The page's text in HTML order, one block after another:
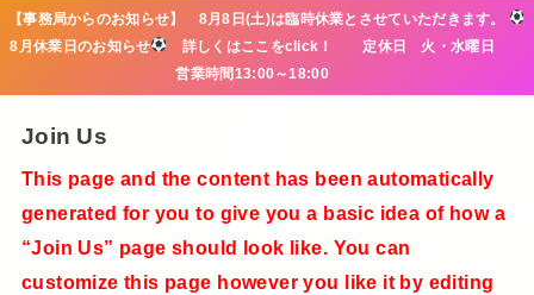
【事務局からのお知らせ】 8月8日(土)は臨時休業とさせていただきます。
8月休業日のお知らせ
詳しくはここをclick！ 定休日 火・水曜日
営業時間13:00～18:00
Join Us
This page and the content has been automatically
generated for you to give you a basic idea of how a
“Join Us” page should look like. You can
customize this page however you like it by editing